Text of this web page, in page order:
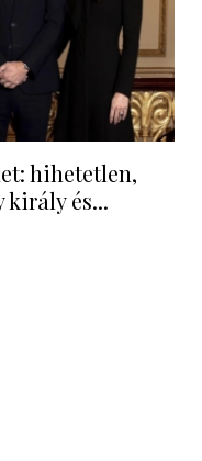
hihetetlen,
és...